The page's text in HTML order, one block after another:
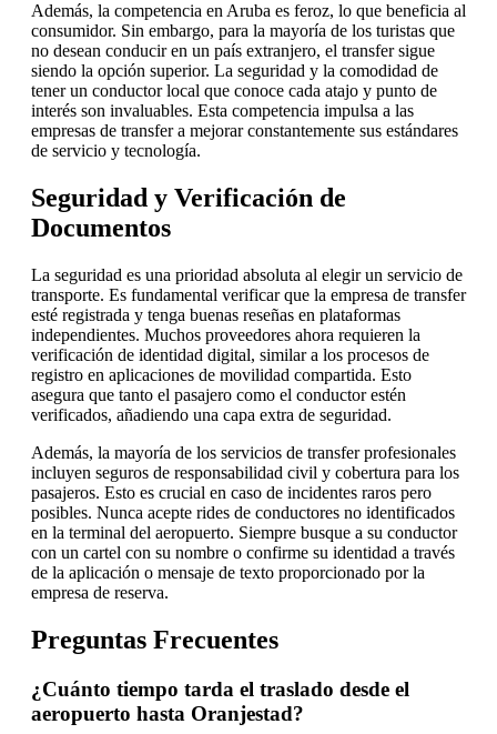
Además, la competencia en Aruba es feroz, lo que beneficia al
consumidor. Sin embargo, para la mayoría de los turistas que
no desean conducir en un país extranjero, el transfer sigue
siendo la opción superior. La seguridad y la comodidad de
tener un conductor local que conoce cada atajo y punto de
interés son invaluables. Esta competencia impulsa a las
empresas de transfer a mejorar constantemente sus estándares
de servicio y tecnología.
Seguridad y Verificación de
Documentos
La seguridad es una prioridad absoluta al elegir un servicio de
transporte. Es fundamental verificar que la empresa de transfer
esté registrada y tenga buenas reseñas en plataformas
independientes. Muchos proveedores ahora requieren la
verificación de identidad digital, similar a los procesos de
registro en aplicaciones de movilidad compartida. Esto
asegura que tanto el pasajero como el conductor estén
verificados, añadiendo una capa extra de seguridad.
Además, la mayoría de los servicios de transfer profesionales
incluyen seguros de responsabilidad civil y cobertura para los
pasajeros. Esto es crucial en caso de incidentes raros pero
posibles. Nunca acepte rides de conductores no identificados
en la terminal del aeropuerto. Siempre busque a su conductor
con un cartel con su nombre o confirme su identidad a través
de la aplicación o mensaje de texto proporcionado por la
empresa de reserva.
Preguntas Frecuentes
¿Cuánto tiempo tarda el traslado desde el
aeropuerto hasta Oranjestad?